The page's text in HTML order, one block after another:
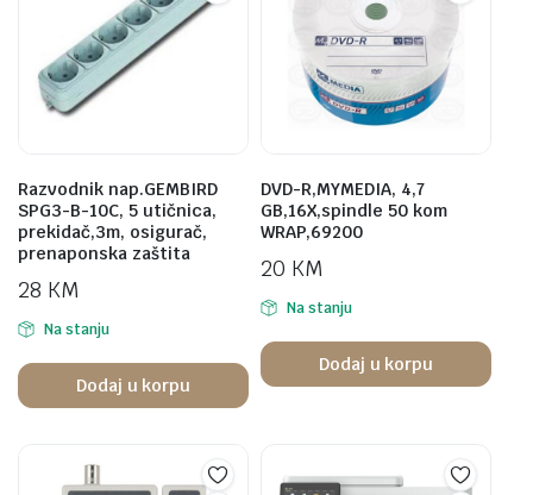
Razvodnik nap.GEMBIRD
SPG3-B-10C, 5 utičnica,
prekidač,3m, osigurač,
prenaponska zaštita
28 KM
Na stanju
Dodaj u korpu
DVD-R,MYMEDIA, 4,7
GB,16X,spindle 50 kom
WRAP,69200
20 KM
Na stanju
Dodaj u korpu